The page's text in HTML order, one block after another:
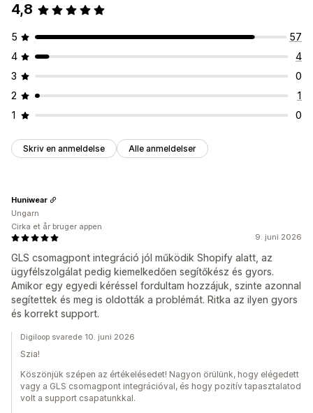
4,8
5
57
4
4
3
0
2
1
1
0
Skriv en anmeldelse Alle anmeldelser
9. juni 2026
GLS csomagpont integráció jól működik Shopify alatt, az
ügyfélszolgálat pedig kiemelkedően segítőkész és gyors.
Amikor egy egyedi kéréssel fordultam hozzájuk, szinte azonnal
segítettek és meg is oldották a problémát. Ritka az ilyen gyors
és korrekt support.
Huniwear
Ungarn
Cirka et år bruger appen
Digiloop svarede 10. juni 2026
Szia!
Köszönjük szépen az értékelésedet! Nagyon örülünk, hogy elégedett
vagy a GLS csomagpont integrációval, és hogy pozitív tapasztalatod
volt a support csapatunkkal.